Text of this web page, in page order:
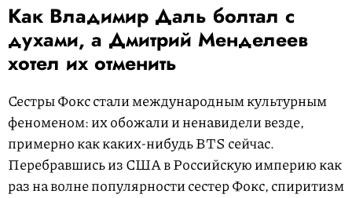
Как Владимир Даль болтал с
духами, а Дмитрий Менделеев
хотел их отменить
Сестры Фокс стали международным культурным
феноменом: их обожали и ненавидели везде,
примерно как каких-нибудь BTS сейчас.
Перебравшись из США в Российскую империю как
раз на волне популярности сестер Фокс, спиритизм